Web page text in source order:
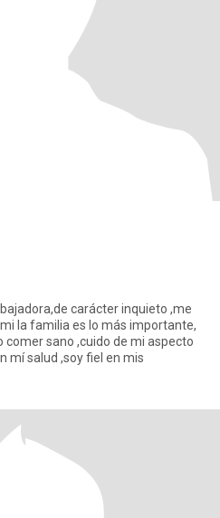
carácter inquieto ,me
la familia es lo más importante,
sano ,cuido de mi aspecto
mí salud ,soy fiel en mis